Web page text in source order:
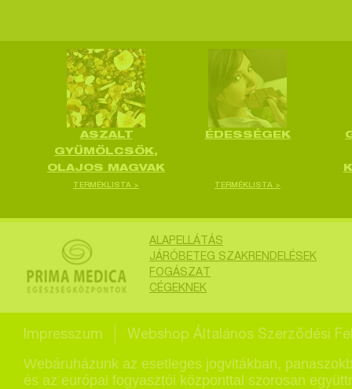
ASZALT
GYÜMÖLCSÖK,
OLAJOS MAGVAK
TERMÉKLISTA >
ÉDESSÉGEK
TERMÉKLISTA >
ALAPELLÁTÁS
JÁRÓBETEG SZAKRENDELÉSEK
FOGÁSZAT
CÉGEKNEK
Impresszum Webshop Általános Szerződési
Webáruházunk az esetleges jogvitákban,
és az európai fogyasztói központtal szorosan